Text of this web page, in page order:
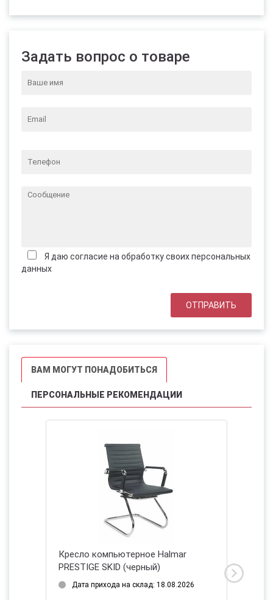
Задать вопрос о товаре
Я даю согласие на обработку своих персональных
данных
ВАМ МОГУТ ПОНАДОБИТЬСЯ
ПЕРСОНАЛЬНЫЕ РЕКОМЕНДАЦИИ
Кресло компьютерное Halmar
PRESTIGE SKID (черный)
Дата прихода на склад: 18.08.2026